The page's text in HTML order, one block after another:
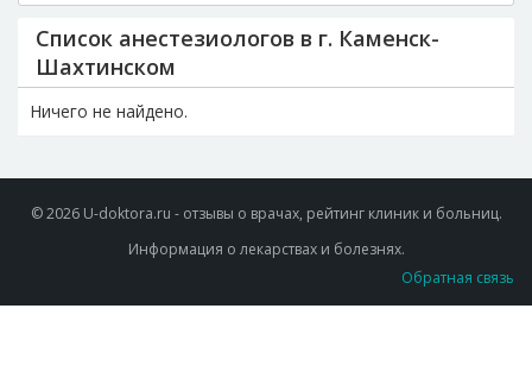
Список анестезиологов в г. Каменск-
Шахтинском
Ничего не найдено.
© 2026 U-doktora.ru - отзывы о врачах, рейтинг клиник и больниц.
Информация о лекарствах и болезнях.
Обратная связь